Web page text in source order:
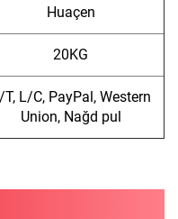
Huaçen
20KG
L/C, PayPal, Western
Union, Nağd pul